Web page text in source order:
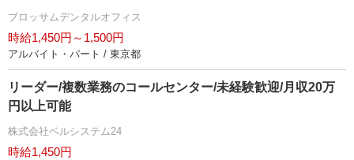
ブロッサムデンタルオフィス
時給1,450円～1,500円
アルバイト・パート / 東京都
リーダー/複数業務のコールセンター/未経験歓迎/月収20万
円以上可能
株式会社ベルシステム24
時給1,450円